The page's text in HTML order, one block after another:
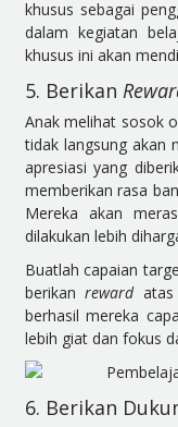
khusus sebagai
dalam kegiatan
khusus ini akan
5. Berikan
Anak melihat sosok
tidak langsung akan
apresiasi yang
memberikan rasa
Mereka akan
dilakukan lebih
Buatlah capaian
berikanrewardatas
berhasil mereka
lebih giat dan fokus
6. Berikan